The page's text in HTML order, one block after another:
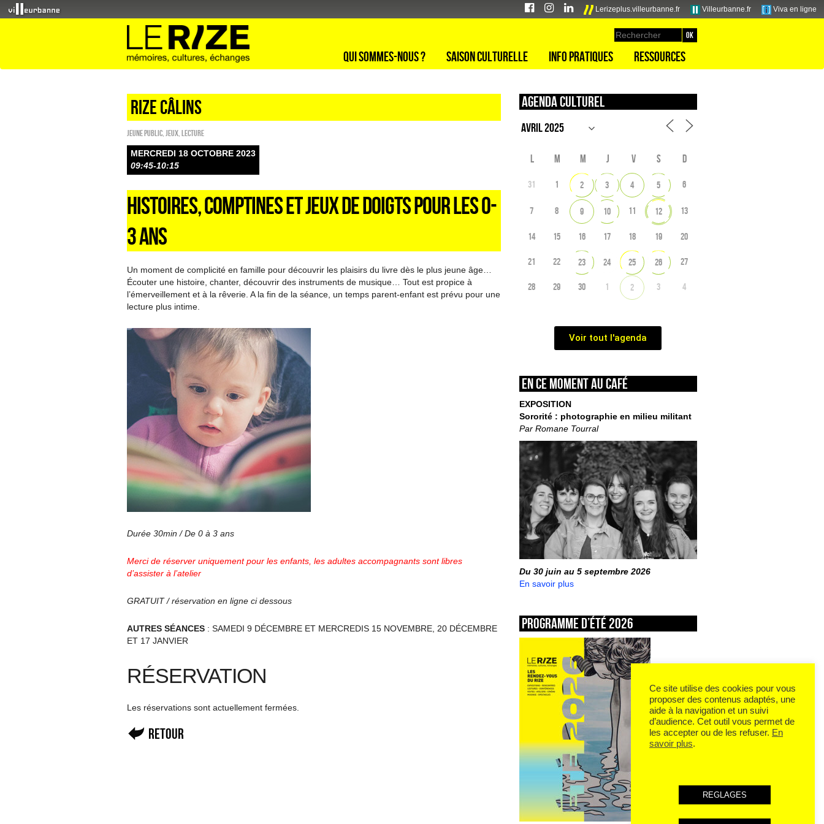
Lerizeplus.villeurbanne.fr Villeurbanne.fr Viva en ligne
Qui sommes-nous ? Saison culturelle Info pratiques Ressources
Rize câlins
Jeune public Jeux Lecture
MERCREDI 18 OCTOBRE 2023
09:45-10:15
HISTOIRES, COMPTINES ET JEUX DE DOIGTS POUR LES 0-
3 ANS
Un moment de complicité en famille pour découvrir les plaisirs du livre dès le plus jeune âge…
Écouter une histoire, chanter, découvrir des instruments de musique… Tout est propice à
l’émerveillement et à la rêverie. A la fin de la séance, un temps parent-enfant est prévu pour une
lecture plus intime.
Durée 30min / De 0 à 3 ans
Merci de réserver uniquement pour les enfants, les adultes accompagnants sont libres
d’assister à l’atelier
GRATUIT / réservation en ligne ci dessous
AUTRES SÉANCES : SAMEDI 9 DÉCEMBRE ET MERCREDIS 15 NOVEMBRE, 20 DÉCEMBRE
ET 17 JANVIER
RÉSERVATION
Les réservations sont actuellement fermées.
Retour
Agenda culturel
L M M J V S D
31 1 2 3 4 5 6
7 8 9 10 11 12 13
14 15 16 17 18 19 20
21 22 23 24 25 26 27
28 29 30 1 2 3 4
Voir tout l'agenda
En ce moment au café
EXPOSITION
Sororité : photographie en milieu militant
Par Romane Tourral
Du 30 juin au 5 septembre 2026
En savoir plus
Programme d’été 2026
Ce site utilise des cookies pour vous
proposer des contenus adaptés, une
aide à la navigation et un suivi
d’audience. Cet outil vous permet de
les accepter ou de les refuser. En
savoir plus.
REGLAGES